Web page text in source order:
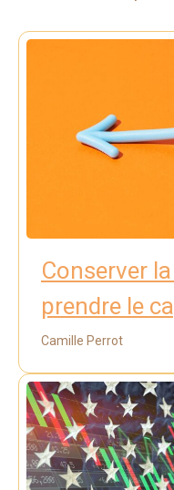
Conserver
prendre le
Camille Perrot